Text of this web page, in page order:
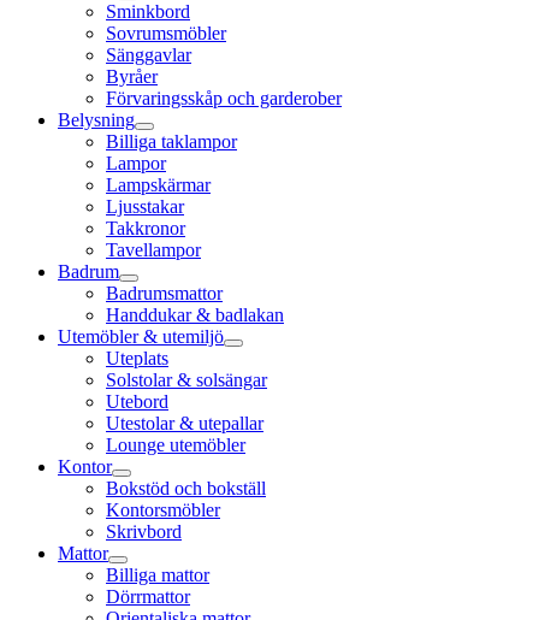
Sminkbord
Sovrumsmöbler
Sänggavlar
Byråer
Förvaringsskåp och garderober
Belysning
Billiga taklampor
Lampor
Lampskärmar
Ljusstakar
Takkronor
Tavellampor
Badrum
Badrumsmattor
Handdukar & badlakan
Utemöbler & utemiljö
Uteplats
Solstolar & solsängar
Utebord
Utestolar & utepallar
Lounge utemöbler
Kontor
Bokstöd och bokställ
Kontorsmöbler
Skrivbord
Mattor
Billiga mattor
Dörrmattor